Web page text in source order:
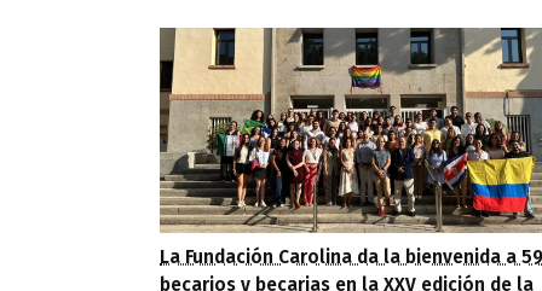
La Fundación Carolina da la bienvenida a 59
becarios y becarias en la XXV edición de la